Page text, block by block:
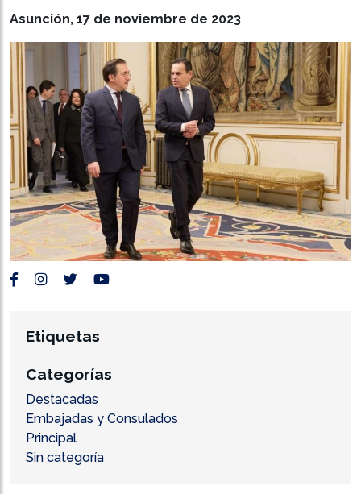
Asunción, 17 de noviembre de 2023
Etiquetas
Categorías
Destacadas
Embajadas y Consulados
Principal
Sin categoría